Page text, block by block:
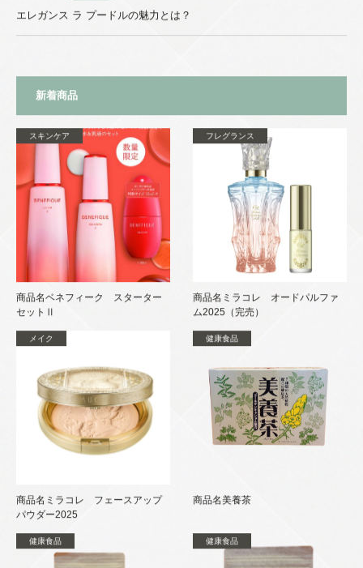
エレガンス ラ プードルの魅力とは？
新着商品
スキンケア
商品名ベネフィーク スターター
セットⅡ
フレグランス
商品名ミラコレ オードパルファ
ム2025（完売）
メイク
商品名ミラコレ フェースアップ
パウダー2025
健康食品
商品名美養茶
健康食品 健康食品